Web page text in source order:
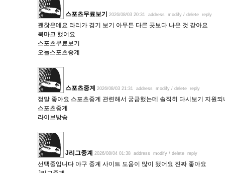
스포츠무료보기 2026/08/03 20:31 address modify / delete reply
괜찮은데요 라리가 경기 보기 아무튼 다른 곳보다 나은 것 같아요
북마크 했어요
스포츠무료보기
오늘스포츠중계
스포츠중계 2026/08/03 21:31 address modify / delete reply
정말 좋아요 스포츠중계 관련해서 궁금했는데 솔직히 다시보기 지원
스포츠중계
라이브방송
J리그중계 2026/08/04 01:38 address modify / delete reply
선택중입니다 야구 중계 사이트 도움이 많이 됐어요 진짜 좋아요